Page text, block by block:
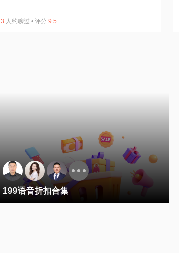
3 人约聊过 • 评分 9.5
199语音折扣合集